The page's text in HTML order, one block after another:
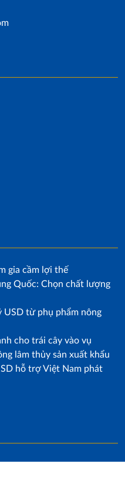
gia cầm lợi thế
Quốc: Chọn chất lượng
USD từ phụ phẩm nông
cho trái cây vào vụ
lâm thủy sản xuất khẩu
hỗ trợ Việt Nam phát